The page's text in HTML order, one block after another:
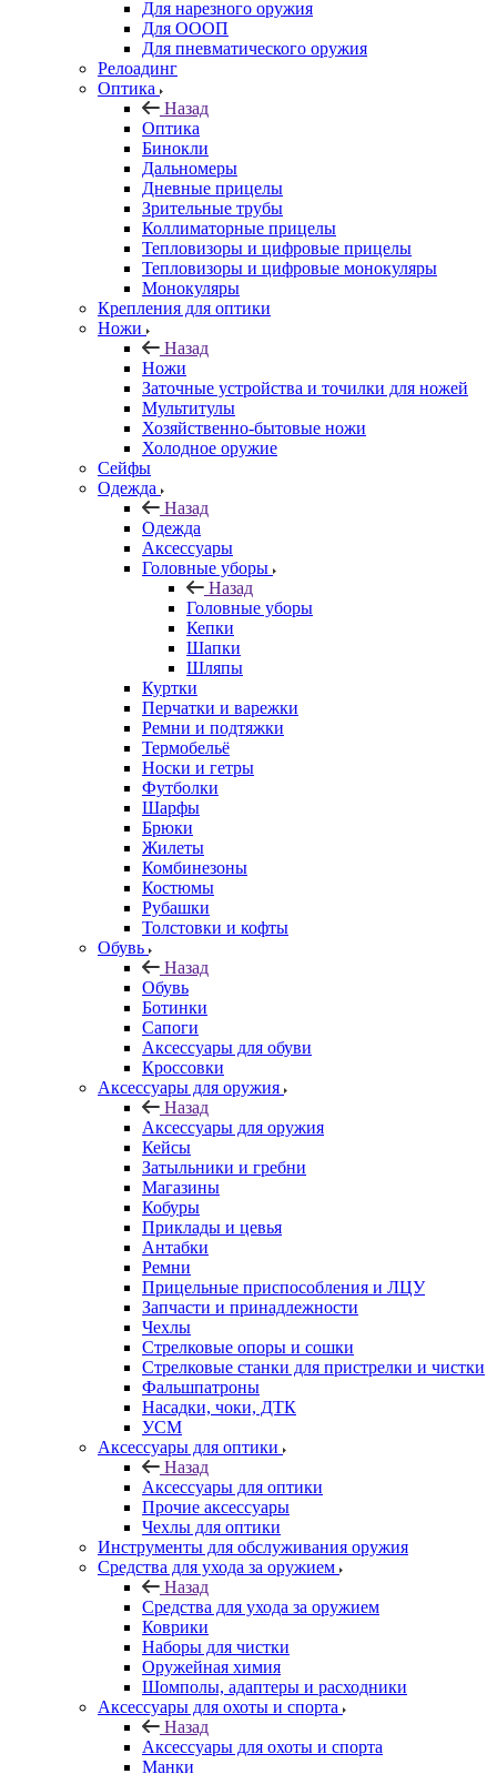
Для нарезного оружия
Для ОООП
Для пневматического оружия
Релоадинг
Оптика
Назад
Оптика
Бинокли
Дальномеры
Дневные прицелы
Зрительные трубы
Коллиматорные прицелы
Тепловизоры и цифровые прицелы
Тепловизоры и цифровые монокуляры
Монокуляры
Крепления для оптики
Ножи
Назад
Ножи
Заточные устройства и точилки для ножей
Мультитулы
Хозяйственно-бытовые ножи
Холодное оружие
Сейфы
Одежда
Назад
Одежда
Аксессуары
Головные уборы
Назад
Головные уборы
Кепки
Шапки
Шляпы
Куртки
Перчатки и варежки
Ремни и подтяжки
Термобельё
Носки и гетры
Футболки
Шарфы
Брюки
Жилеты
Комбинезоны
Костюмы
Рубашки
Толстовки и кофты
Обувь
Назад
Обувь
Ботинки
Сапоги
Аксессуары для обуви
Кроссовки
Аксессуары для оружия
Назад
Аксессуары для оружия
Кейсы
Затыльники и гребни
Магазины
Кобуры
Приклады и цевья
Антабки
Ремни
Прицельные приспособления и ЛЦУ
Запчасти и принадлежности
Чехлы
Стрелковые опоры и сошки
Стрелковые станки для пристрелки и чистки
Фальшпатроны
Насадки, чоки, ДТК
УСМ
Аксессуары для оптики
Назад
Аксессуары для оптики
Прочие аксессуары
Чехлы для оптики
Инструменты для обслуживания оружия
Средства для ухода за оружием
Назад
Средства для ухода за оружием
Коврики
Наборы для чистки
Оружейная химия
Шомполы, адаптеры и расходники
Аксессуары для охоты и спорта
Назад
Аксессуары для охоты и спорта
Манки